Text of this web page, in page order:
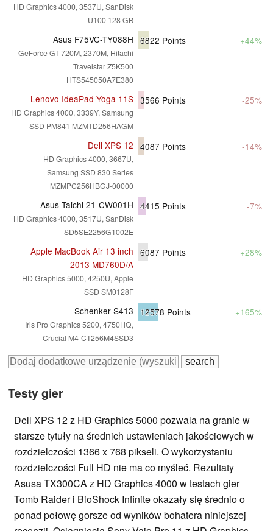
HD Graphics 4000, 3537U, SanDisk
U100 128 GB
Asus F75VC-TY088H
GeForce GT 720M, 2370M, Hitachi
Travelstar Z5K500
HTS545050A7E380
6822 Points +44%
Lenovo IdeaPad Yoga 11S
HD Graphics 4000, 3339Y, Samsung
SSD PM841 MZMTD256HAGM
3566 Points -25%
Dell XPS 12
HD Graphics 4000, 3667U,
Samsung SSD 830 Series
MZMPC256HBGJ-00000
4087 Points -14%
Asus Taichi 21-CW001H
HD Graphics 4000, 3517U, SanDisk
SD5SE2256G1002E
4415 Points -7%
Apple MacBook Air 13 inch
2013 MD760D/A
HD Graphics 5000, 4250U, Apple
SSD SM0128F
6087 Points +28%
Schenker S413
Iris Pro Graphics 5200, 4750HQ,
Crucial M4-CT256M4SSD3
12578 Points +165%
Testy gier
Dell XPS 12 z HD Graphics 5000 pozwala na granie w
starsze tytuły na średnich ustawieniach jakościowych w
rozdzielczości 1366 x 768 pikseli. O wykorzystaniu
rozdzielczości Full HD nie ma co myśleć. Rezultaty
Asusa TX300CA z HD Graphics 4000 w testach gier
Tomb Raider i BioShock Infinite okazały się średnio o
ponad połowę gorsze od wyników bohatera niniejszej